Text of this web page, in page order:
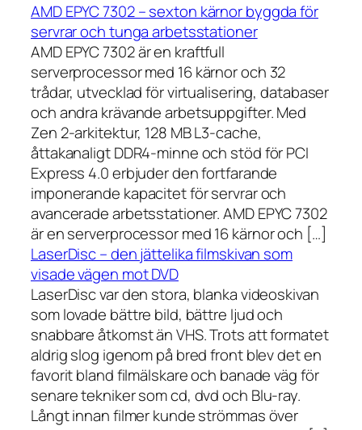
AMD EPYC 7302 – sexton kärnor byggda för
servrar och tunga arbetsstationer
AMD EPYC 7302 är en kraftfull
serverprocessor med 16 kärnor och 32
trådar, utvecklad för virtualisering, databaser
och andra krävande arbetsuppgifter. Med
Zen 2-arkitektur, 128 MB L3-cache,
åttakanaligt DDR4-minne och stöd för PCI
Express 4.0 erbjuder den fortfarande
imponerande kapacitet för servrar och
avancerade arbetsstationer. AMD EPYC 7302
är en serverprocessor med 16 kärnor och […]
LaserDisc – den jättelika filmskivan som
visade vägen mot DVD
LaserDisc var den stora, blanka videoskivan
som lovade bättre bild, bättre ljud och
snabbare åtkomst än VHS. Trots att formatet
aldrig slog igenom på bred front blev det en
favorit bland filmälskare och banade väg för
senare tekniker som cd, dvd och Blu-ray.
Långt innan filmer kunde strömmas över